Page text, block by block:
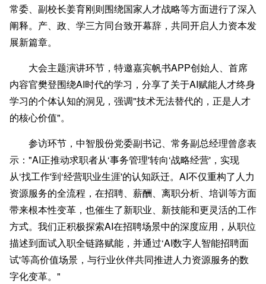
常委、副校长姜育刚则围绕国家人才战略等方面进行了深入
阐释。产、政、学三方同台致开幕辞，共同开启人力资本发
展新篇章。
大会主题演讲环节，特邀嘉宾帆书APP创始人、首席
内容官樊登围绕AI时代的学习，分享了关于AI赋能人才终身
学习的个体认知的洞见，强调"技术无法替代的，正是人才
的核心价值"。
参访环节，中智股份党委副书记、常务副总经理曾彦表
示："AI正推动求职者从‘事务管理'转向‘战略经营'，实现
从‘找工作'到‘经营职业生涯'的认知跃迁。AI不仅重构了人力
资源服务的全流程，在招聘、薪酬、离职分析、培训等方面
带来根本性变革，也催生了新职业、新技能和更灵活的工作
方式。我们正积极探索AI在招聘场景中的深度应用，从职位
描述到面试入职全链路赋能，并通过‘AI数字人智能招聘面
试'等高价值场景，与行业伙伴共同推进人力资源服务的数
字化变革。"